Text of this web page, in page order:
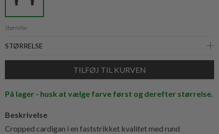
Størrelse
På lager - husk at vælge farve først og derefter størrelse.
Beskrivelse
Cropped cardigan i en faststrikket kvalitet med rund